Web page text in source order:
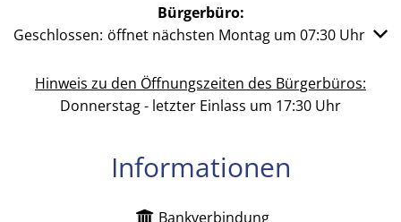
Bürgerbüro:
Klicken, um weitere Öffnungs- oder Schließzeiten
Geschlossen: öffnet nächsten Montag um 07:30 Uhr
Hinweis zu den Öffnungszeiten des Bürgerbüros:
Donnerstag - letzter Einlass um 17:30 Uhr
Informationen
Bankverbindung